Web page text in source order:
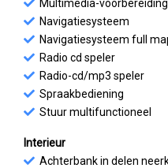
Multimedia-voorbereiding
Navigatiesysteem
Navigatiesysteem full
Radio cd speler
Radio-cd/mp3 speler
Spraakbediening
Stuur multifunctioneel
Interieur
Achterbank in delen